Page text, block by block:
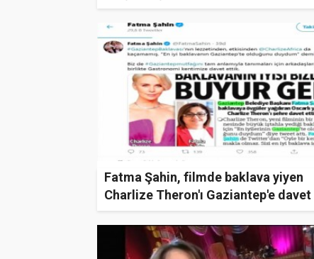
borcunu ödedi eşi geri gelmedi
Fatma Şahin, filmde baklava yiyen
Charlize Theron'ı Gaziantep'e